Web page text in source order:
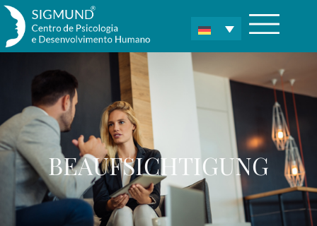
BEAUFSICHTIGUNG